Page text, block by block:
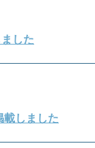
した
しました